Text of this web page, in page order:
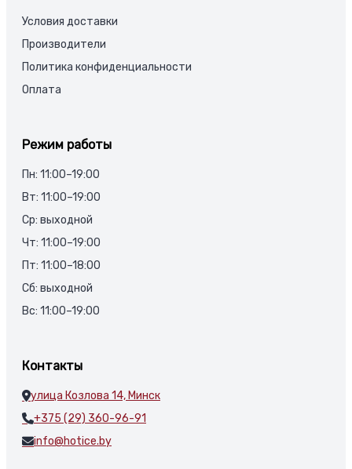
Условия доставки
Производители
Политика конфиденциальности
Оплата
Режим работы
Пн: 11:00–19:00
Вт: 11:00–19:00
Ср: выходной
Чт: 11:00–19:00
Пт: 11:00–18:00
Сб: выходной
Вс: 11:00–19:00
Контакты
улица Козлова 14, Минск
+375 (29) 360-96-91
info@hotice.by